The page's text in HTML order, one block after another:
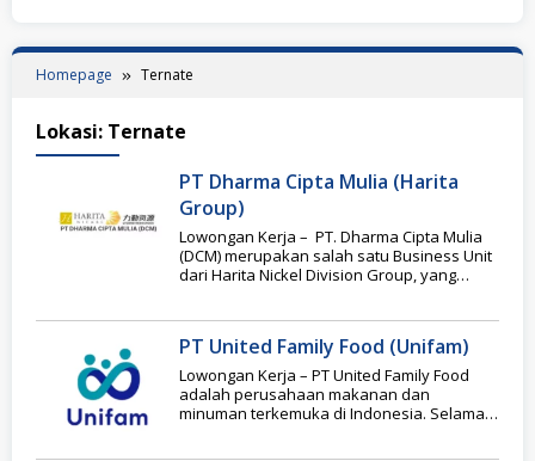
Homepage Ternate
Lokasi: Ternate
PT Dharma Cipta Mulia (Harita
Group)
Lowongan Kerja – PT. Dharma Cipta Mulia
(DCM) merupakan salah satu Business Unit
dari Harita Nickel Division Group, yang
PT United Family Food (Unifam)
Lowongan Kerja – PT United Family Food
adalah perusahaan makanan dan
minuman terkemuka di Indonesia. Selama